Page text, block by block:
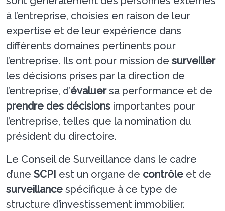
à l’entreprise, choisies en raison de leur
expertise et de leur expérience dans
différents domaines pertinents pour
l’entreprise. Ils ont pour mission de surveiller
les décisions prises par la direction de
l’entreprise, d’évaluersa performance et de
prendre des décisions importantes pour
l’entreprise, telles que la nomination du
président du directoire.
Le Conseil de Surveillance dans le cadre
d’une SCPI est un organe de contrôle et de
surveillance spécifique à ce type de
structure d’investissement immobilier.